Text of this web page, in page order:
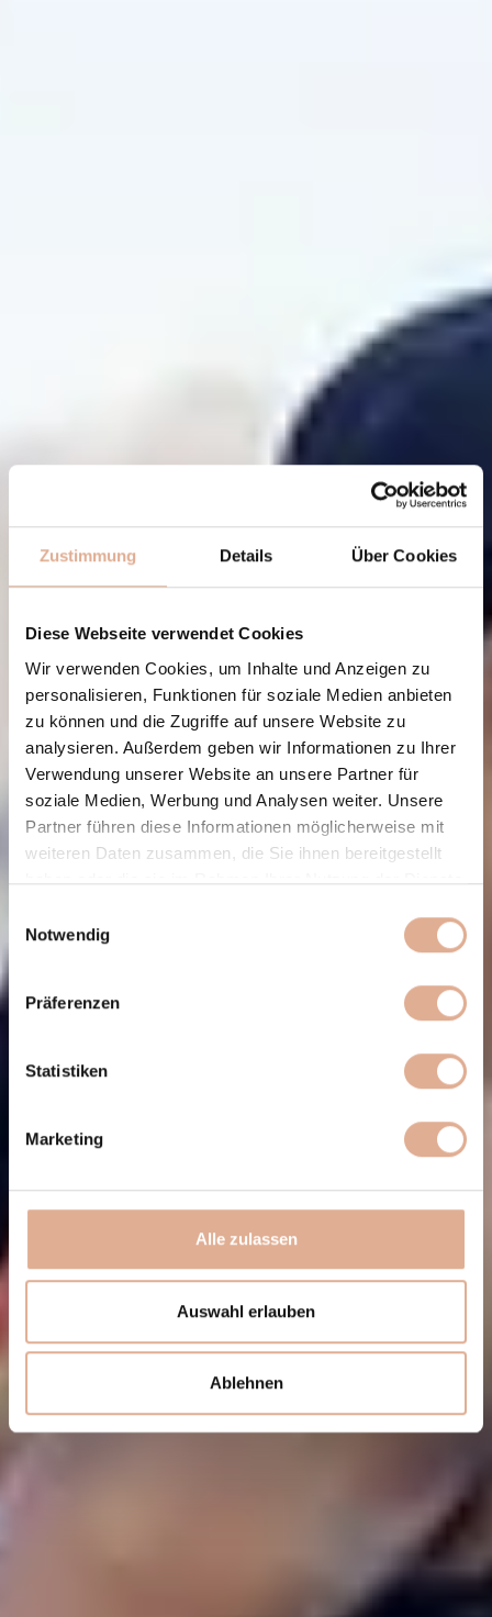
Zustimmung Details Über Cookies
Diese Webseite verwendet Cookies
Wir verwenden Cookies, um Inhalte und Anzeigen zu
personalisieren, Funktionen für soziale Medien anbieten
zu können und die Zugriffe auf unsere Website zu
analysieren. Außerdem geben wir Informationen zu Ihrer
Verwendung unserer Website an unsere Partner für
soziale Medien, Werbung und Analysen weiter. Unsere
Partner führen diese Informationen möglicherweise mit
weiteren Daten zusammen, die Sie ihnen bereitgestellt
haben oder die sie im Rahmen Ihrer Nutzung der Dienste
Notwendig
Präferenzen
Statistiken
Marketing
Alle zulassen
Auswahl erlauben
Ablehnen